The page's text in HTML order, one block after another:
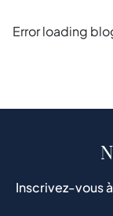
Error loading
Inscrivez-vous